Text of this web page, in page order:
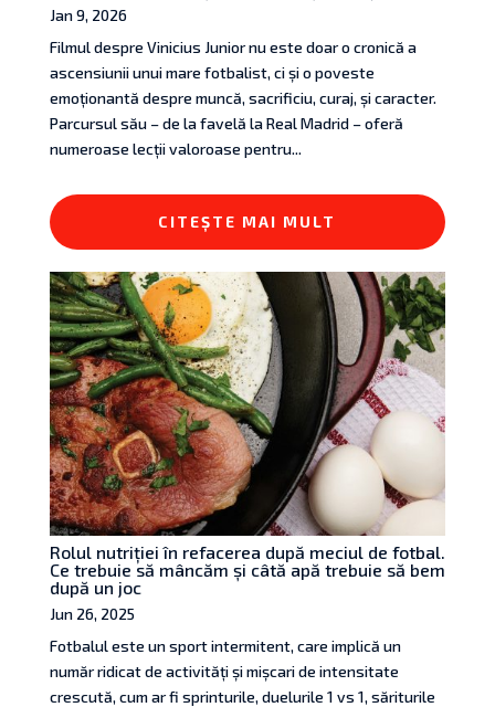
Jan 9, 2026
Filmul despre Vinicius Junior nu este doar o cronică a
ascensiunii unui mare fotbalist, ci și o poveste
emoționantă despre muncă, sacrificiu, curaj, și caracter.
Parcursul său – de la favelă la Real Madrid – oferă
numeroase lecții valoroase pentru...
CITEȘTE MAI MULT
Rolul nutriției în refacerea după meciul de fotbal.
Ce trebuie să mâncăm și câtă apă trebuie să bem
după un joc
Jun 26, 2025
Fotbalul este un sport intermitent, care implică un
număr ridicat de activități și mișcari de intensitate
crescută, cum ar fi sprinturile, duelurile 1 vs 1, săriturile